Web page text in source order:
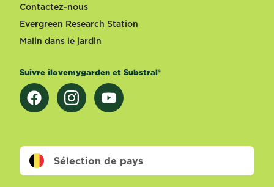
Contactez-nous
Evergreen Research Station
Malin dans le jardin
Suivre ilovemygarden et Substral®
Sélection de pays